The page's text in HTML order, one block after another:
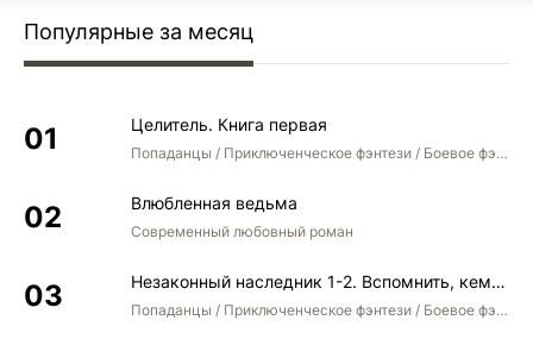
Популярные за месяц
Целитель. Книга первая
Попаданцы / Приключенческое фэнтези / Боевое фэнтези
Влюбленная ведьма
Современный любовный роман
Незаконный наследник 1-2. Вспомнить, кем был. Стать собой. Остаться собой
Попаданцы / Приключенческое фэнтези / Боевое фэнтези / Юмористическое фэнтези